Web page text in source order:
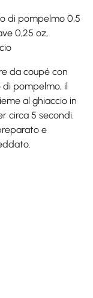
di pompelmo 0,5
0,25 oz,
da coupé con
di pompelmo, il
al ghiaccio in
circa 5 secondi.
e